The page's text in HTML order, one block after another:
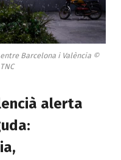
Barcelona i València ©
alerta